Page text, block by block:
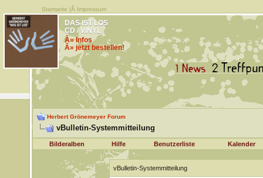
Startseite |Â Impressum
DAS IST LOS
CD / VINYL
Â» Infos
Â» jetzt bestellen!
Herbert Grönemeyer Forum
vBulletin-Systemmitteilung
Bilderalben Hilfe Benutzerliste Kalender
vBulletin-Systemmitteilung